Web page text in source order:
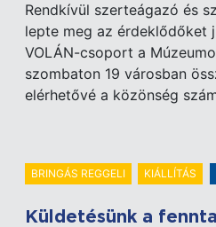
Rendkívül szerteágazó és
lepte meg az érdeklődőket
VOLÁN-csoport a
szombaton 19 városban
elérhetővé a közönség
BRINGÁS REGGELI KIÁLLÍTÁS
Küldetésünk a